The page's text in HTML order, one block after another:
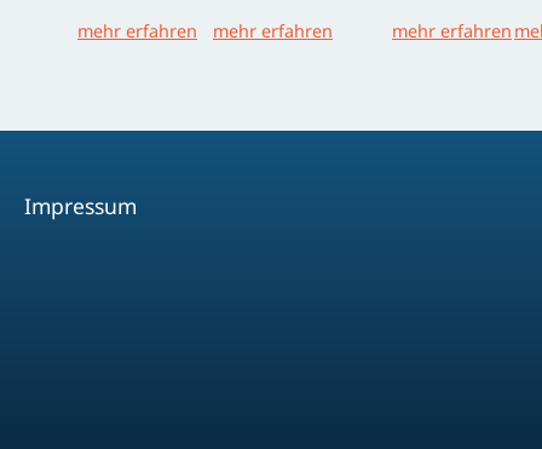
mehr erfahren mehr erfahren
mehr erfahren
Impressum